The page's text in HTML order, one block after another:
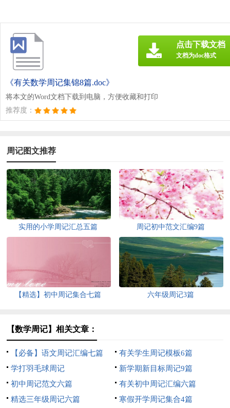
《有关数学周记集锦8篇.doc》
将本文的Word文档下载到电脑，方便收藏和打印
推荐度：
点击下载文档
文档为doc格式
周记图文推荐
实用的小学周记汇总五篇 周记初中范文汇编9篇
【精选】初中周记集合七篇 六年级周记3篇
【数学周记】相关文章：
【必备】语文周记汇编七篇
有关学生周记模板6篇
学打羽毛球周记
新学期新目标周记9篇
初中周记范文六篇
有关初中周记汇编六篇
精选三年级周记六篇
寒假开学周记集合4篇